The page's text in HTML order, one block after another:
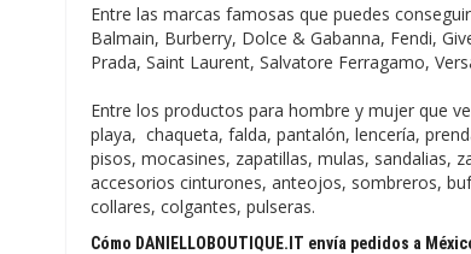
Entre las marcas famosas que puedes
Balmain, Burberry, Dolce & Gabanna, Fendi,
Prada, Saint Laurent, Salvatore Ferragamo,
Entre los productos para hombre y mujer que
playa, chaqueta, falda, pantalón, lencería,
pisos, mocasines, zapatillas, mulas, sandalias,
accesorios cinturones, anteojos, sombreros,
collares, colgantes, pulseras.
Cómo DANIELLOBOUTIQUE.IT envía pedidos a